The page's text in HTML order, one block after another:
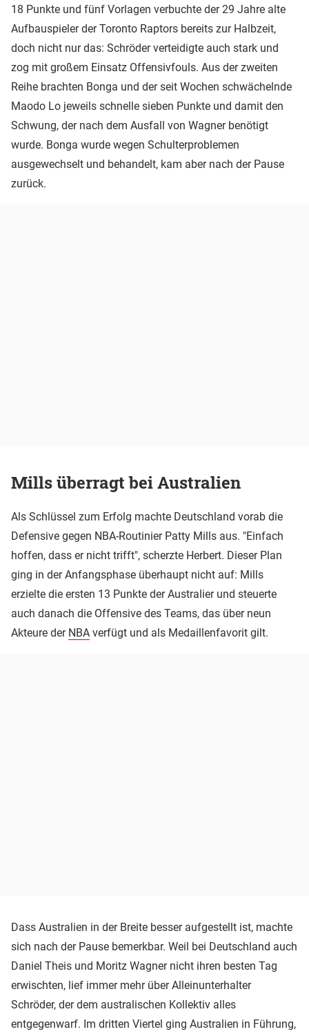
18 Punkte und fünf Vorlagen verbuchte der 29 Jahre alte
Aufbauspieler der Toronto Raptors bereits zur Halbzeit,
doch nicht nur das: Schröder verteidigte auch stark und
zog mit großem Einsatz Offensivfouls. Aus der zweiten
Reihe brachten Bonga und der seit Wochen schwächelnde
Maodo Lo jeweils schnelle sieben Punkte und damit den
Schwung, der nach dem Ausfall von Wagner benötigt
wurde. Bonga wurde wegen Schulterproblemen
ausgewechselt und behandelt, kam aber nach der Pause
zurück.
Mills überragt bei Australien
Als Schlüssel zum Erfolg machte Deutschland vorab die
Defensive gegen NBA-Routinier Patty Mills aus. "Einfach
hoffen, dass er nicht trifft", scherzte Herbert. Dieser Plan
ging in der Anfangsphase überhaupt nicht auf: Mills
erzielte die ersten 13 Punkte der Australier und steuerte
auch danach die Offensive des Teams, das über neun
Akteure der NBA verfügt und als Medaillenfavorit gilt.
Dass Australien in der Breite besser aufgestellt ist, machte
sich nach der Pause bemerkbar. Weil bei Deutschland auch
Daniel Theis und Moritz Wagner nicht ihren besten Tag
erwischten, lief immer mehr über Alleinunterhalter
Schröder, der dem australischen Kollektiv alles
entgegenwarf. Im dritten Viertel ging Australien in Führung,